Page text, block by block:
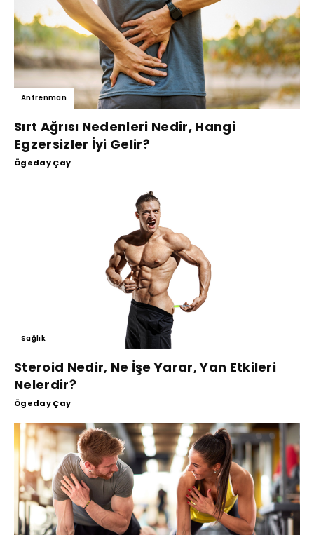
Antrenman
Sırt Ağrısı Nedenleri Nedir, Hangi
Egzersizler İyi Gelir?
Ögeday Çay
Sağlık
Steroid Nedir, Ne İşe Yarar, Yan Etkileri
Nelerdir?
Ögeday Çay